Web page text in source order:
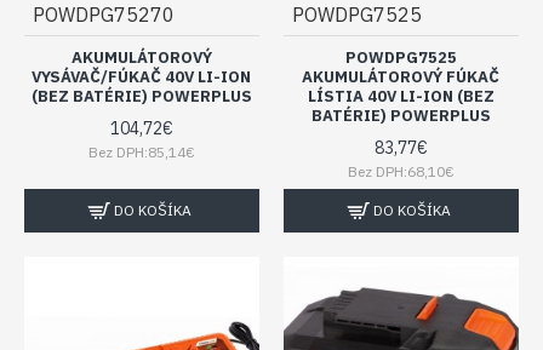
POWDPG75270
AKUMULÁTOROVÝ
VYSÁVAČ/FÚKAČ 40V LI-ION
(BEZ BATÉRIE) POWERPLUS
104,72€
Bez DPH:85,14€
DO KOŠÍKA
POWDPG7525
POWDPG7525
AKUMULÁTOROVÝ FÚKAČ
LÍSTIA 40V LI-ION (BEZ
BATÉRIE) POWERPLUS
83,77€
Bez DPH:68,10€
DO KOŠÍKA